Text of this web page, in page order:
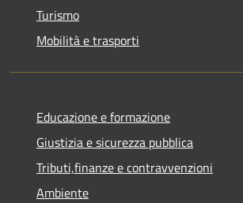
Turismo
Mobilità e trasporti
Educazione e formazione
Giustizia e sicurezza pubblica
Tributi,finanze e contravvenzioni
Ambiente